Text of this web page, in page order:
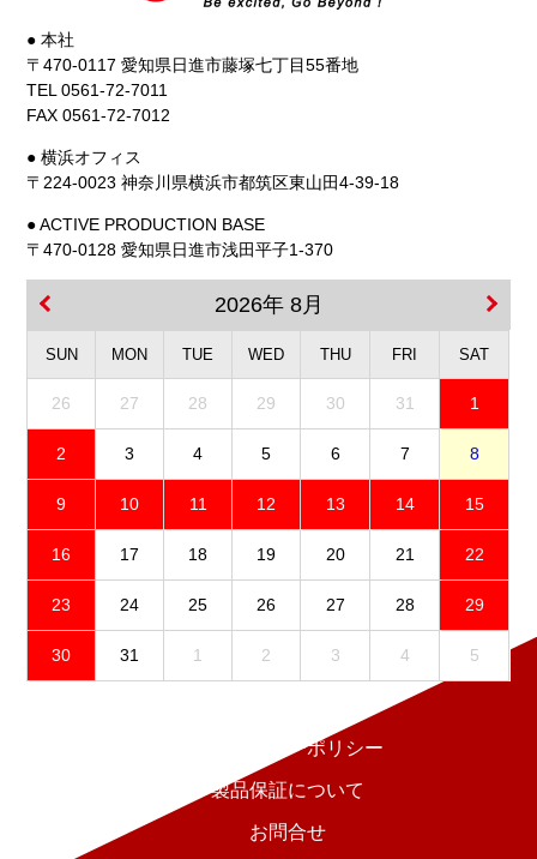
● 本社
〒470-0117 愛知県日進市藤塚七丁目55番地
TEL 0561-72-7011
FAX 0561-72-7012
● 横浜オフィス
〒224-0023 神奈川県横浜市都筑区東山田4-39-18
● ACTIVE PRODUCTION BASE
〒470-0128 愛知県日進市浅田平子1-370
2026年 8月
SUN MON TUE WED THU FRI SAT
26 27 28 29 30 31 1
2 3 4 5 6 7 8
9 10 11 12 13 14 15
16 17 18 19 20 21 22
23 24 25 26 27 28 29
30 31 1 2 3 4 5
プライバシーポリシー
製品保証について
お問合せ